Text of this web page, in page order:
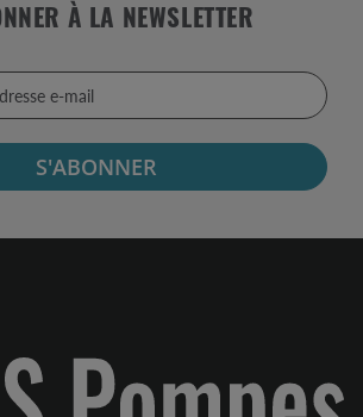
À LA NEWSLETTER
S'ABONNER